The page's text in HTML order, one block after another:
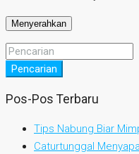
Pencarian
Pos-Pos Terbaru
Tips Nabung Biar
Caturtunggal